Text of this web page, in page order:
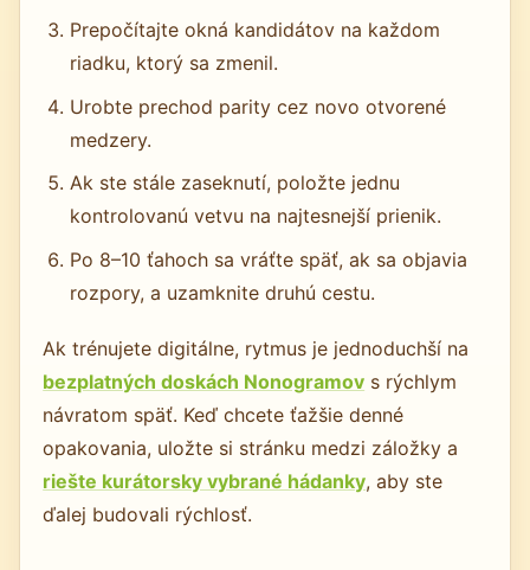
Prepočítajte okná kandidátov na každom
riadku, ktorý sa zmenil.
Urobte prechod parity cez novo otvorené
medzery.
Ak ste stále zaseknutí, položte jednu
kontrolovanú vetvu na najtesnejší prienik.
Po 8–10 ťahoch sa vráťte späť, ak sa objavia
rozpory, a uzamknite druhú cestu.
Ak trénujete digitálne, rytmus je jednoduchší na
bezplatných doskách Nonogramov s rýchlym
návratom späť. Keď chcete ťažšie denné
opakovania, uložte si stránku medzi záložky a
riešte kurátorsky vybrané hádanky, aby ste
ďalej budovali rýchlosť.